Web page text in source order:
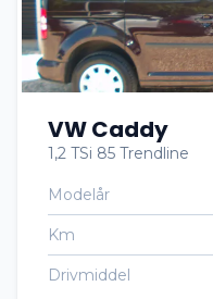
VW Caddy
1,2 TSi 85 Trendline
Modelår
Km
Drivmiddel